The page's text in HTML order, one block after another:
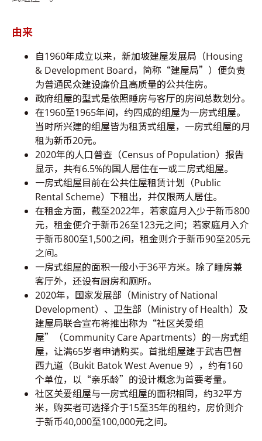
由来
自1960年成立以来，新加坡建屋发展局（Housing
& Development Board，简称“建屋局”）便负责
为普通民众建设廉价且高质量的公共住房。
政府组屋的型式是依照睡房与客厅的房间总数划分。
在1960至1965年间，约四成的组屋为一房式组屋。
当时所兴建的组屋皆为租赁式组屋，一房式组屋的月
租为新币20元。
2020年的人口普查（Census of Population）报告
显示，共有6.5%的国人居住在一或二房式组屋。
一房式组屋目前在公共住屋租赁计划（Public
Rental Scheme）下租出，并仅限两人居住。
在租金方面，截至2022年，若家庭月入少于新币800
元，租金便介于新币26至123元之间；若家庭月入介
于新币800至1,500之间，租金则介于新币90至205元
之间。
一房式组屋的面积一般小于36平方米。除了睡房兼
客厅外，还设有厨房和厕所。
2020年，国家发展部（Ministry of National
Development）、卫生部（Ministry of Health）及
建屋局联合宣布将推出称为“社区关爱组
屋”（Community Care Apartments）的一房式组
屋，让满65岁者申请购买。首批组屋建于武吉巴督
西九道（Bukit Batok West Avenue 9），约有160
个单位，以“亲乐龄”的设计概念为首要考量。
社区关爱组屋与一房式组屋的面积相同，约32平方
米，购买者可选择介于15至35年的租约，房价则介
于新币40,000至100,000元之间。